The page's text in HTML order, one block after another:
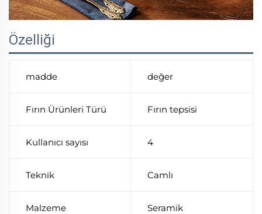
Özelliği
madde değer
Fırın Ürünleri Türü Fırın tepsisi
Kullanıcı sayısı 4
Teknik Camlı
Malzeme Seramik